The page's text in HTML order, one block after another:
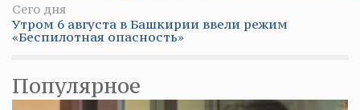
Сего дня
Утром 6 августа в Башкирии ввели режим
«Беспилотная опасность»
Популярное